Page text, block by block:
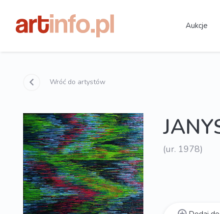
Aukcje
Wróć do artystów
(ur. 1978)